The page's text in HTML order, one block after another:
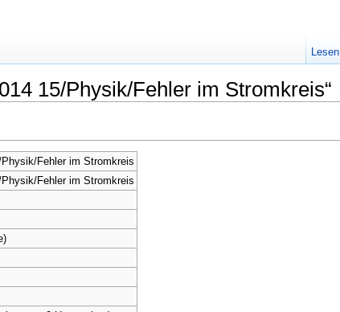
15/Physik/Fehler im Stromkreis“
Fehler im Stromkreis
Fehler im Stromkreis
Lesen